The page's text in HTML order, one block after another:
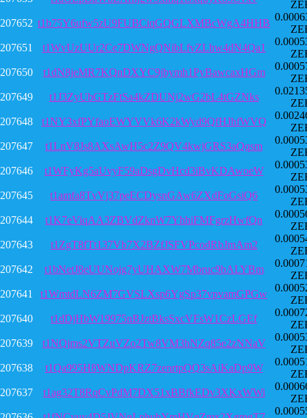
207652 t1b75Y6ufw5zU9FUBCiqGQGLXMBcWgA4HHB
207651
t1WvUzUUr2Ce7DWNgQNibLfvZLhw4dN4Qa1
207650
t1dN8jeMR7KQnDXYC9jbymh1PyBawcaxHGm
207649
t1J3ZyUbGTzFtSa4kZDUNj2wG2bL4tGZNks
207648
t1NY3xfPYfaoEWYVVk6K2kWyd9QfHJhfWVQ
207647
t1LnV8Js8AXsAwH5c2Z9QV4kwjGRS3aQqsm
207646
t1WFyKg5aUvyF59aDsgDvHcd3iBvKDAwoeW
207645
t1amfa8TvVj37peECDysnGAw6ZXdFoGsiQ6
207644
t1K7eViqAA3ZBVdZknW7YhhiFMFgrzHwfQn
207643
t1ZgT8fTt137Vb7X2BZfJSFVPcodRbJmAm2
207642
t1bNetJ8eUUNojg7yUHAXW7Mbruc9bALYBm
207641
t1WmtdLN6ZM7GVSLXsp6YgSp37vpvamGPGw
207640
t1dDjHbW19975nBJztBksSxcVFsW1CzLGEf
207639
t1NQjms2VTZuVZo2Tw8VM3hNZq85e2zNNaV
207638
t1Qa995H8WNDpKRZ7zenrtpQQ3sAiKaDp9W
207637
t1ag32T8RqCvPdM7DX51xBBfkEDv3XKxWWi